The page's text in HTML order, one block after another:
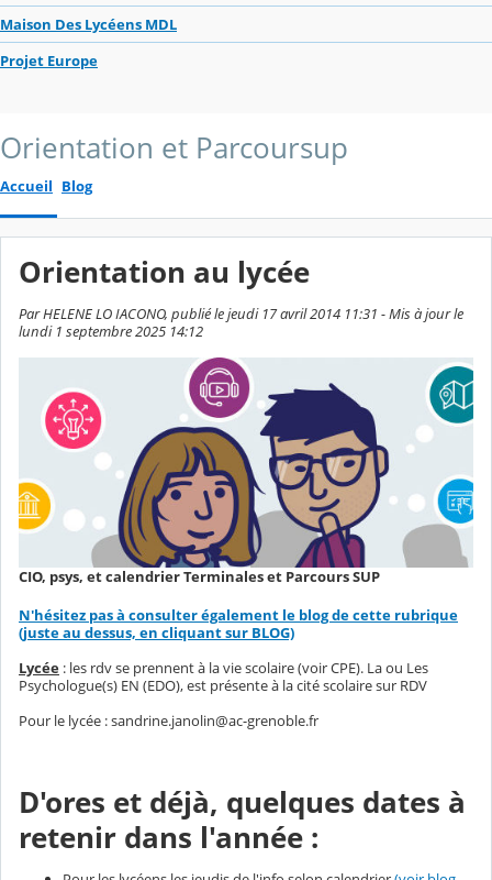
Maison Des Lycéens MDL
Projet Europe
Orientation et Parcoursup
Accueil Blog
Orientation au lycée
Par HELENE LO IACONO, publié le jeudi 17 avril 2014 11:31 - Mis à jour le
lundi 1 septembre 2025 14:12
CIO, psys, et calendrier Terminales et Parcours SUP
N'hésitez pas à consulter également le blog de cette rubrique
(juste au dessus, en cliquant sur BLOG)
Lycée : les rdv se prennent à la vie scolaire (voir CPE). La ou Les
Psychologue(s) EN (EDO), est présente à la cité scolaire sur RDV
Pour le lycée : sandrine.janolin@ac-grenoble.fr
D'ores et déjà, quelques dates à
retenir dans l'année :